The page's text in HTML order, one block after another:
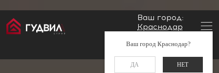
Ваш город:
Краснодар
Ваш город Краснодар?
ДА НЕТ
Заказать звонок
Главная
Ремонт квартир